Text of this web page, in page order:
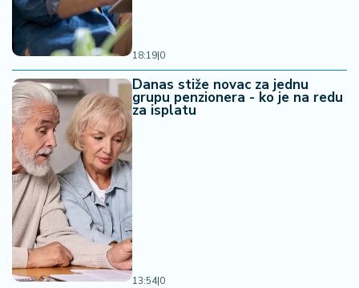
18:19|0
Danas stiže novac za jednu
grupu penzionera - ko je na redu
za isplatu
13:54|0